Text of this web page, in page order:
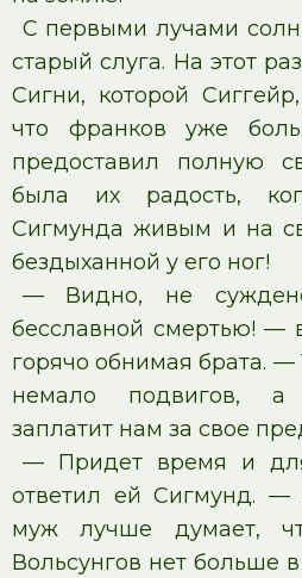
С первыми лучами
старый слуга. На этот
Сигни, которой
что франков уже
предоставил полную
была их радость,
Сигмунда живым и на
бездыханной у его ног!
— Видно, не
бесславной смертью! —
горячо обнимая брата.
немало подвигов, а
заплатит нам за свое
— Придет время и
ответил ей Сигмунд. —
муж лучше думает,
Вольсунгов нет больше